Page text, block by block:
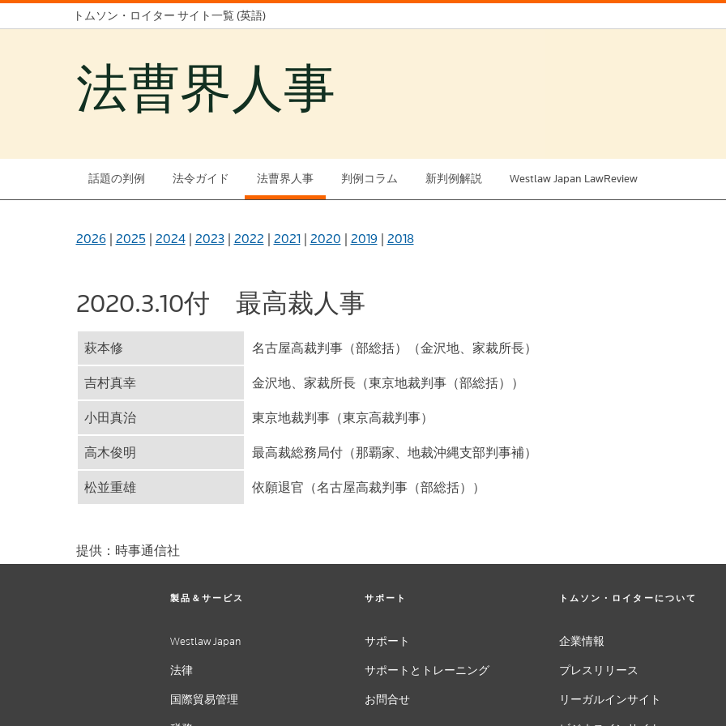
トムソン・ロイター サイト一覧 (英語)
法曹界人事
話題の判例 法令ガイド 法曹界人事 判例コラム 新判例解説 Westlaw Japan LawReview
2026| 2025| 2024| 2023| 2022 | 2021| 2020 | 2019 | 2018
2020.3.10付 最高裁人事
萩本修 名古屋高裁判事（部総括）（金沢地、家裁所長）
吉村真幸 金沢地、家裁所長（東京地裁判事（部総括））
小田真治 東京地裁判事（東京高裁判事）
高木俊明 最高裁総務局付（那覇家、地裁沖縄支部判事補）
松並重雄 依願退官（名古屋高裁判事（部総括））
提供：時事通信社
製品＆サービス
Westlaw Japan
法律
国際貿易管理
サポート
サポート
サポートとトレーニング
お問合せ
トムソン・ロイターについて
企業情報
プレスリリース
リーガルインサイト